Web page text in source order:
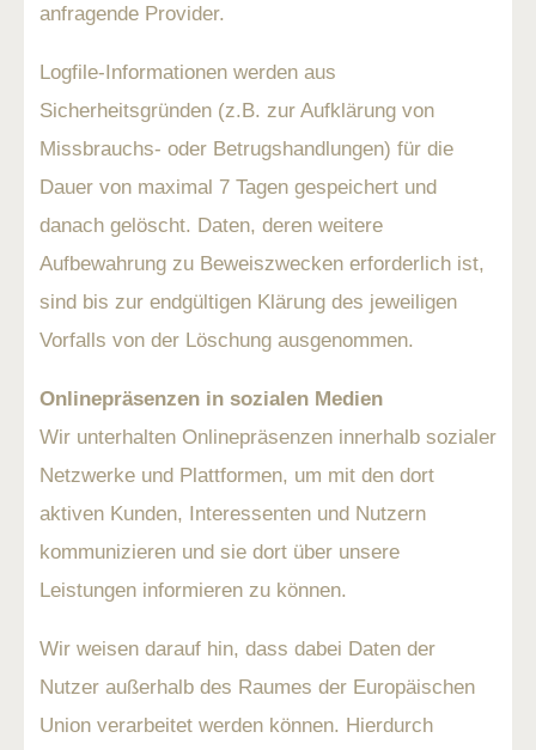
anfragende Provider.
Logfile-Informationen werden aus
Sicherheitsgründen (z.B. zur Aufklärung von
Missbrauchs- oder Betrugshandlungen) für die
Dauer von maximal 7 Tagen gespeichert und
danach gelöscht. Daten, deren weitere
Aufbewahrung zu Beweiszwecken erforderlich ist,
sind bis zur endgültigen Klärung des jeweiligen
Vorfalls von der Löschung ausgenommen.
Onlinepräsenzen in sozialen Medien
Wir unterhalten Onlinepräsenzen innerhalb sozialer
Netzwerke und Plattformen, um mit den dort
aktiven Kunden, Interessenten und Nutzern
kommunizieren und sie dort über unsere
Leistungen informieren zu können.
Wir weisen darauf hin, dass dabei Daten der
Nutzer außerhalb des Raumes der Europäischen
Union verarbeitet werden können. Hierdurch